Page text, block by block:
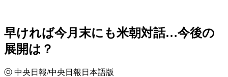
早ければ今月末にも米朝対話…今後の
展開は？
ⓒ 中央日報/中央日報日本語版